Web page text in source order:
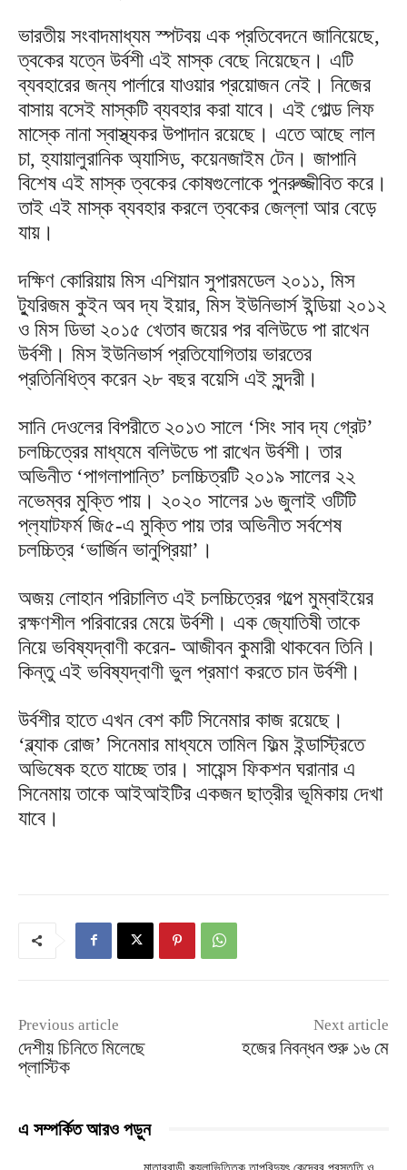
ভারতীয় সংবাদমাধ্যম স্পটবয় এক প্রতিবেদনে জানিয়েছে,
ত্বকের যত্নে উর্বশী এই মাস্ক বেছে নিয়েছেন। এটি
ব্যবহারের জন্য পার্লারে যাওয়ার প্রয়োজন নেই। নিজের
বাসায় বসেই মাস্কটি ব্যবহার করা যাবে। এই গোল্ড লিফ
মাস্কে নানা স্বাস্থ্যকর উপাদান রয়েছে। এতে আছে লাল
চা, হ্যায়ালুরানিক অ্যাসিড, কয়েনজাইম টেন। জাপানি
বিশেষ এই মাস্ক ত্বকের কোষগুলোকে পুনরুজ্জীবিত করে।
তাই এই মাস্ক ব্যবহার করলে ত্বকের জেল্লা আর বেড়ে
যায়।
দক্ষিণ কোরিয়ায় মিস এশিয়ান সুপারমডেল ২০১১, মিস
ট্যুরিজম কুইন অব দ্য ইয়ার, মিস ইউনিভার্স ইন্ডিয়া ২০১২
ও মিস ডিভা ২০১৫ খেতাব জয়ের পর বলিউডে পা রাখেন
উর্বশী। মিস ইউনিভার্স প্রতিযোগিতায় ভারতের
প্রতিনিধিত্ব করেন ২৮ বছর বয়েসি এই সুন্দরী।
সানি দেওলের বিপরীতে ২০১৩ সালে ‘সিং সাব দ্য গ্রেট’
চলচ্চিত্রের মাধ্যমে বলিউডে পা রাখেন উর্বশী। তার
অভিনীত ‘পাগলাপান্তি’ চলচ্চিত্রটি ২০১৯ সালের ২২
নভেম্বর মুক্তি পায়। ২০২০ সালের ১৬ জুলাই ওটিটি
প্ল‌্যাটফর্ম জি৫-এ মুক্তি পায় তার অভিনীত সর্বশেষ
চলচ্চিত্র ‘ভার্জিন ভানুপ্রিয়া’।
অজয় লোহান পরিচালিত এই চলচ্চিত্রের গল্পে মুম্বাইয়ের
রক্ষণশীল পরিবারের মেয়ে উর্বশী। এক জ্যোতিষী তাকে
নিয়ে ভবিষ্যদ্বাণী করেন- আজীবন কুমারী থাকবেন তিনি।
কিন্তু এই ভবিষ্যদ্বাণী ভুল প্রমাণ করতে চান উর্বশী।
উর্বশীর হাতে এখন বেশ কটি সিনেমার কাজ রয়েছে।
‘ব্ল্যাক রোজ’ সিনেমার মাধ্যমে তামিল ফিল্ম ইন্ডাস্ট্রিতে
অভিষেক হতে যাচ্ছে তার। সায়েন্স ফিকশন ঘরানার এ
সিনেমায় তাকে আইআইটির একজন ছাত্রীর ভূমিকায় দেখা
যাবে।
Previous article
দেশীয় চিনিতে মিলেছে
প্লাস্টিক
Next article
হজের নিবন্ধন শুরু ১৬ মে
এ সম্পর্কিত আরও পড়ুন